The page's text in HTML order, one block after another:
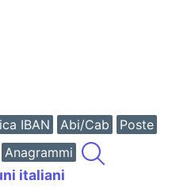
IBAN Abi/Cab
Poste
Anagrammi
italiani